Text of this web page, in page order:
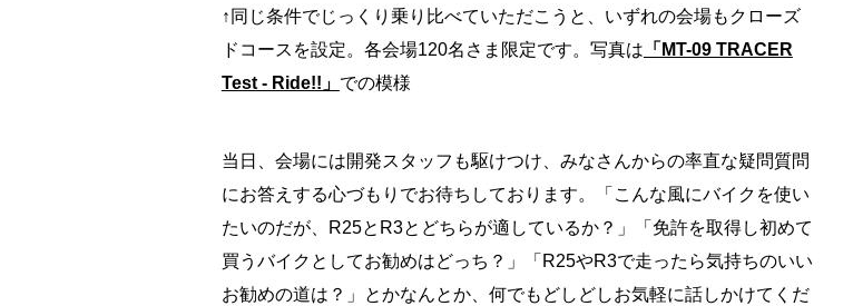
↑同じ条件でじっくり乗り比べていただこうと、いずれの会場もクローズ
ドコースを設定。各会場120名さま限定です。写真は 「MT-09 TRACER
Test - Ride!!」 での模様
当日、会場には開発スタッフも駆けつけ、みなさんからの率直な疑問質問
にお答えする心づもりでお待ちしております。「こんな風にバイクを使い
たいのだが、R25とR3とどちらが適しているか？」「免許を取得し初めて
買うバイクとしてお勧めはどっち？」「R25やR3で走ったら気持ちのいい
お勧めの道は？」とかなんとか、何でもどしどしお気軽に話しかけてくだ